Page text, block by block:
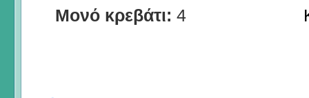
Μονό κρεβάτι: 4